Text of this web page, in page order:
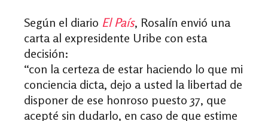
Según el diario El País, Rosalín envió una
carta al expresidente Uribe con esta
decisión:
“con la certeza de estar haciendo lo que mi
conciencia dicta, dejo a usted la libertad de
disponer de ese honroso puesto 37, que
acepté sin dudarlo, en caso de que estime